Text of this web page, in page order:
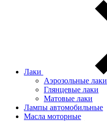
Лаки
Аэрозольные лаки
Глянцевые лаки
Матовые лаки
Лампы автомобильные
Масла моторные